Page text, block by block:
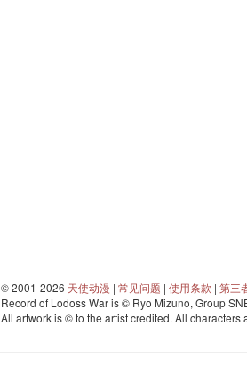
© 2001-2026 天使动漫 | 常见问题 | 使用条款 | 第三
Record of Lodoss War is © Ryo Mizuno, Group
All artwork is © to the artist credited. All characters